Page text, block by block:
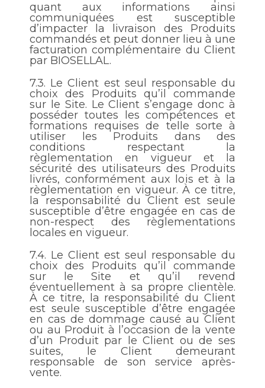
quant aux informations ainsi
communiquées est susceptible
d’impacter la livraison des Produits
commandés et peut donner lieu à une
facturation complémentaire du Client
par BIOSELLAL.
7.3. Le Client est seul responsable du
choix des Produits qu’il commande
sur le Site. Le Client s’engage donc à
posséder toutes les compétences et
formations requises de telle sorte à
utiliser les Produits dans des
conditions respectant la
règlementation en vigueur et la
sécurité des utilisateurs des Produits
livrés, conformément aux lois et à la
règlementation en vigueur. À ce titre,
la responsabilité du Client est seule
susceptible d’être engagée en cas de
non-respect des règlementations
locales en vigueur.
7.4. Le Client est seul responsable du
choix des Produits qu’il commande
sur le Site et qu’il revend
éventuellement à sa propre clientèle.
À ce titre, la responsabilité du Client
est seule susceptible d’être engagée
en cas de dommage causé au Client
ou au Produit à l’occasion de la vente
d’un Produit par le Client ou de ses
suites, le Client demeurant
responsable de son service après-
vente.